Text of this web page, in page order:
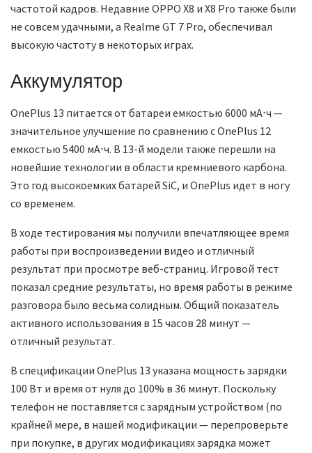
частотой кадров. Недавние OPPO X8 и X8 Pro также были
не совсем удачными, а Realme GT 7 Pro, обеспечивал
высокую частоту в некоторых играх.
Аккумулятор
OnePlus 13 питается от батареи емкостью 6000 мА⋅ч —
значительное улучшение по сравнению с OnePlus 12
емкостью 5400 мА⋅ч. В 13-й модели также перешли на
новейшие технологии в области кремниевого карбона.
Это год высокоемких батарей SiC, и OnePlus идет в ногу
со временем.
В ходе тестирования мы получили впечатляющее время
работы при воспроизведении видео и отличный
результат при просмотре веб-страниц. Игровой тест
показал средние результаты, но время работы в режиме
разговора было весьма солидным. Общий показатель
активного использования в 15 часов 28 минут —
отличный результат.
В спецификации OnePlus 13 указана мощность зарядки
100 Вт и время от нуля до 100% в 36 минут. Поскольку
телефон не поставляется с зарядным устройством (по
крайней мере, в нашей модификации — перепроверьте
при покупке, в других модификациях зарядка может